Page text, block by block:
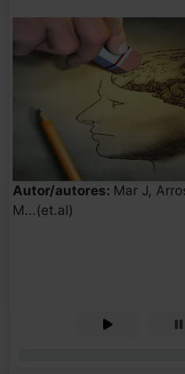
Autor/autores: Mar J,
M...(et.al)